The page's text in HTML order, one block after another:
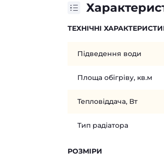
ТЕХНІЧНІ
Підведення води
Площа обігріву, кв.м
Тепловіддача, Вт
Тип радіатора
РОЗМІРИ